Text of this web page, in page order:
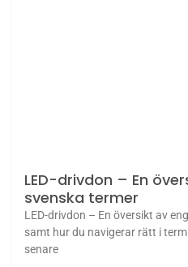
LED-drivdon – En
svenska termer
LED-drivdon – En översikt av
samt hur du navigerar rätt i
senare